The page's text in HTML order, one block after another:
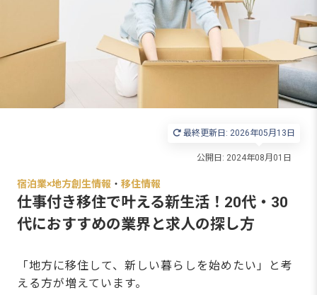
最終更新日: 2026年05月13日
宿泊業×地方創生情報 ・ 移住情報
仕事付き移住で叶える新生活！20代・30
代におすすめの業界と求人の探し方
「地方に移住して、新しい暮らしを始めたい」と考
える方が増えています。